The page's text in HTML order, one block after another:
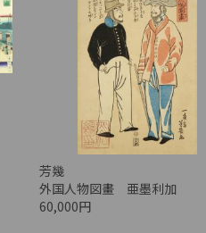
芳幾
外国人物図畫 亜墨利加
60,000円